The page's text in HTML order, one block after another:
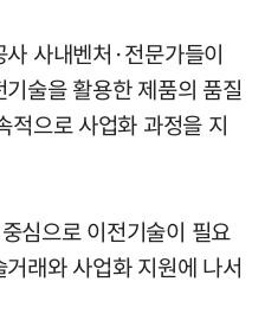
사내벤처·전문가들이
술을 활용한 제품의 품질
적으로 사업화 과정을 지
심으로 이전기술이 필요
래와 사업화 지원에 나서